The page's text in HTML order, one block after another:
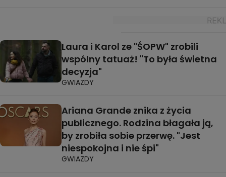
Laura i Karol ze "ŚOPW" zrobili
wspólny tatuaż! "To była świetna
decyzja"
GWIAZDY
Ariana Grande znika z życia
publicznego. Rodzina błagała ją,
by zrobiła sobie przerwę. "Jest
niespokojna i nie śpi"
GWIAZDY